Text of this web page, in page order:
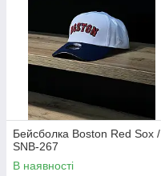
Бейсболка Boston Red Sox /
SNB-267
В наявності